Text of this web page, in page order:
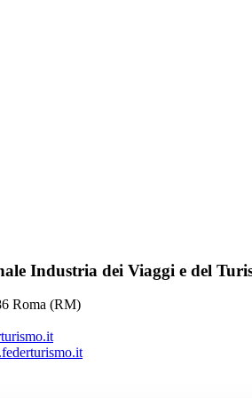
Industria dei Viaggi e del
Roma (RM)